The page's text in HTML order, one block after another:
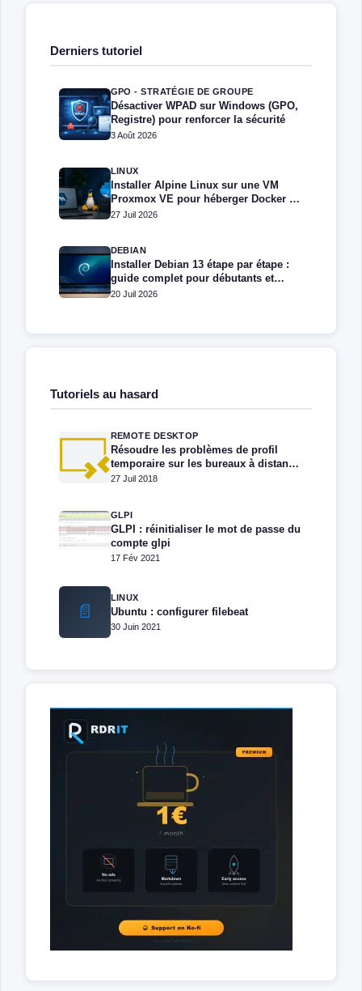
Derniers tutoriel
GPO - STRATÉGIE DE GROUPE
Désactiver WPAD sur Windows (GPO,
Registre) pour renforcer la sécurité
3 Août 2026
LINUX
Installer Alpine Linux sur une VM
Proxmox VE pour héberger Docker et
Docker Compose
27 Juil 2026
DEBIAN
Installer Debian 13 étape par étape :
guide complet pour débutants et
administrateurs
20 Juil 2026
Tutoriels au hasard
REMOTE DESKTOP
Résoudre les problèmes de profil
temporaire sur les bureaux à distance
RDS/TSE
27 Juil 2018
GLPI
GLPI : réinitialiser le mot de passe du
compte glpi
17 Fév 2021
📄
LINUX
Ubuntu : configurer filebeat
30 Juin 2021